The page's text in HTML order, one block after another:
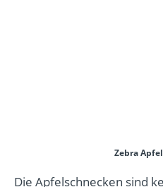
Zebra
Die Apfelschnecken sind